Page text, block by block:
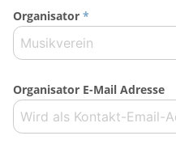
Organisator *
Organisator E-Mail Adresse